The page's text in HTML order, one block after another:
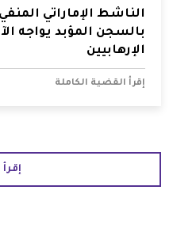
الناشط الإماراتي
بالسجن المؤبد يواجه
الإرهابيين
إقرأ القضية الكاملة